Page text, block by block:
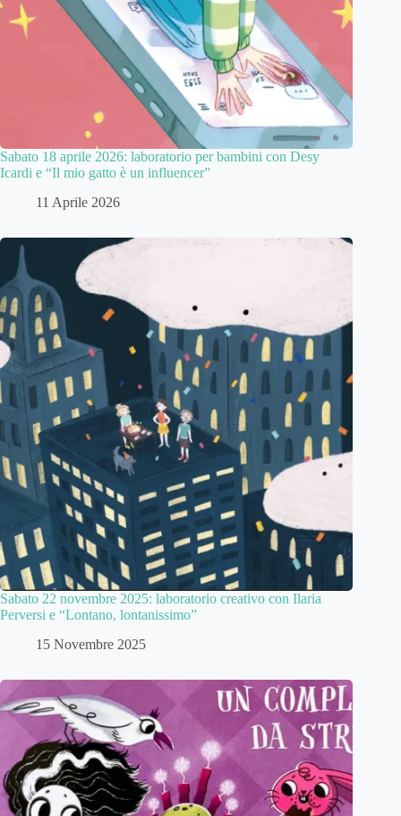
Sabato 18 aprile 2026: laboratorio per bambini con Desy
Icardi e “Il mio gatto è un influencer”
11 Aprile 2026
Sabato 22 novembre 2025: laboratorio creativo con Ilaria
Perversi e “Lontano, lontanissimo”
15 Novembre 2025